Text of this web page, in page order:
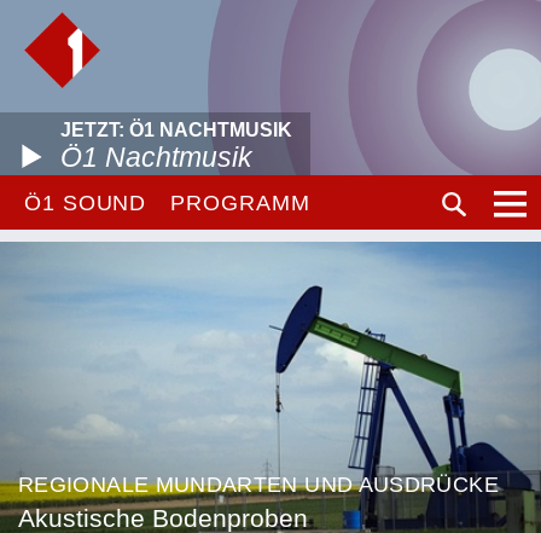
JETZT: Ö1 NACHTMUSIK
Ö1 Nachtmusik
Ö1 SOUND PROGRAMM
REGIONALE MUNDARTEN UND AUSDRÜCKE
Akustische Bodenproben